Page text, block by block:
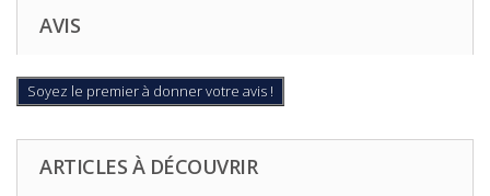
AVIS
Soyez le premier à donner votre avis !
ARTICLES À DÉCOUVRIR